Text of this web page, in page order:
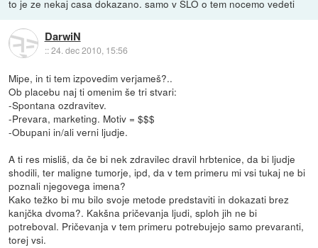
to je ze nekaj casa dokazano. samo v SLO o tem nocemo vedeti
DarwiN
::24. dec 2010, 15:56
Mipe, in ti tem izpovedim verjameš?..
Ob placebu naj ti omenim še tri stvari:
-Spontana ozdravitev.
-Prevara, marketing. Motiv = $$$
-Obupani in/ali verni ljudje.
A ti res misliš, da če bi nek zdravilec dravil hrbtenice, da bi ljudje
shodili, ter maligne tumorje, ipd, da v tem primeru mi vsi tukaj ne bi
poznali njegovega imena?
Kako težko bi mu bilo svoje metode predstaviti in dokazati brez
kanjčka dvoma?. Kakšna pričevanja ljudi, sploh jih ne bi
potreboval. Pričevanja v tem primeru potrebujejo samo prevaranti,
torej vsi.